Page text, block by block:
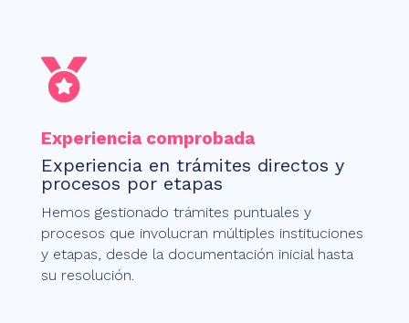

Experiencia comprobada
Experiencia en trámites directos y
procesos por etapas
Hemos gestionado trámites puntuales y
procesos que involucran múltiples instituciones
y etapas, desde la documentación inicial hasta
su resolución.